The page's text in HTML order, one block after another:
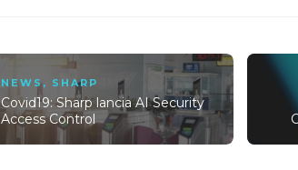
NEWS, SHARP
Covid19: Sharp lancia AI Security
Access Control